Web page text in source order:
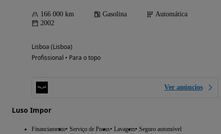
166 000 km Gasolina
Automática
2002
Lisboa (Lisboa)
Profissional • Para o topo
Ver anúncios
Luso Impor
Financiamento Serviço de Pneus Lavagem Seguro automóvel